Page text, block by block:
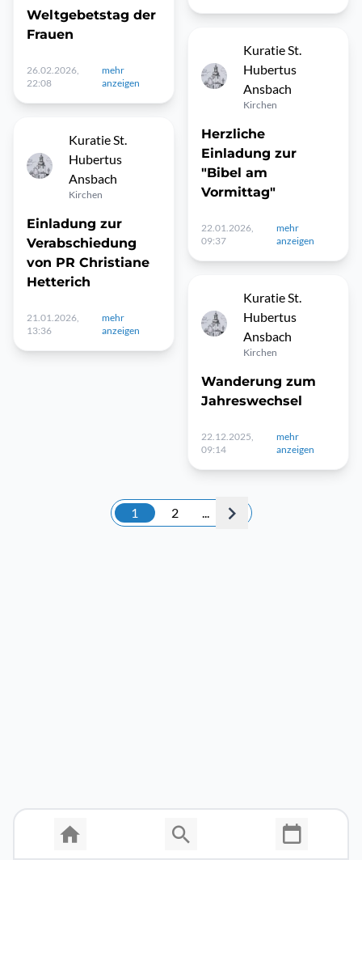
Weltgebetstag der
Frauen
26.02.2026,
22:08
mehr
anzeigen
Kuratie St.
Hubertus
Ansbach
Kirchen
Einladung zur
Verabschiedung
von PR Christiane
Hetterich
21.01.2026,
13:36
mehr
anzeigen
Kuratie St.
Hubertus
Ansbach
Kirchen
Herzliche
Einladung zur
"Bibel am
Vormittag"
22.01.2026,
09:37
mehr
anzeigen
Kuratie St.
Hubertus
Ansbach
Kirchen
Wanderung zum
Jahreswechsel
22.12.2025,
09:14
mehr
anzeigen
1 2 ...